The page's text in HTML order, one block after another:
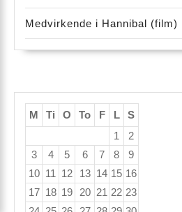
Medvirkende i Hannibal (film)
M Ti O To F L
S
1
2
3
4 5 6 7 8
9
10 11 12 13 14 15 16
17 18 19 20 21 22 23